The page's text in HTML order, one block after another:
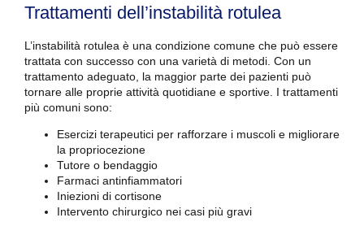
Trattamenti dell’instabilità rotulea
L’instabilità rotulea è una condizione comune che può essere
trattata con successo con una varietà di metodi. Con un
trattamento adeguato, la maggior parte dei pazienti può
tornare alle proprie attività quotidiane e sportive. I trattamenti
più comuni sono:
Esercizi terapeutici per rafforzare i muscoli e migliorare
la propriocezione
Tutore o bendaggio
Farmaci antinfiammatori
Iniezioni di cortisone
Intervento chirurgico nei casi più gravi